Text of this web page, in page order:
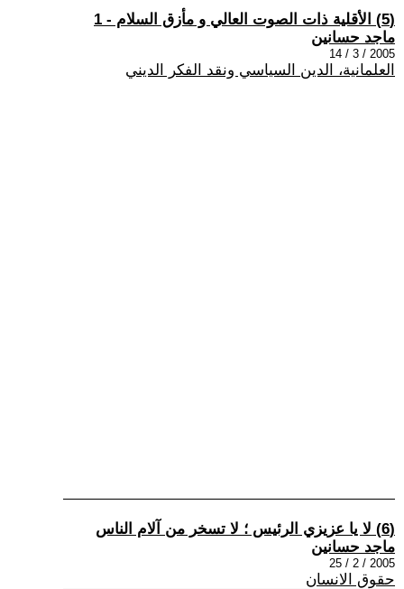
(5) الأقلية ذات الصوت العالي و مأزق السلام - 1
ماجد حسانين
2005 / 3 / 14
العلمانية، الدين السياسي ونقد الفكر الديني
(6) لا يا عزيزي الرئيس ؛ لا تسخر من آلام الناس
ماجد حسانين
2005 / 2 / 25
حقوق الانسان